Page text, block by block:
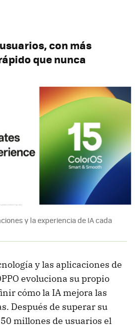
con más
que nunca
y la experiencia de IA cada
y las aplicaciones de
evoluciona su propio
cómo la IA mejora las
Después de superar su
millones de usuarios el